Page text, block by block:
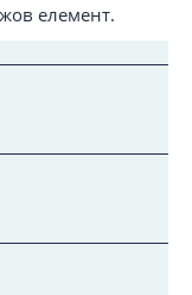
елемент.